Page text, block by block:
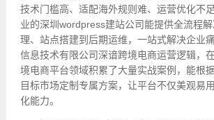
技术门槛高、适配海外规则难、运营优化不
业的深圳wordpress建站公司能提供全流程
理、站点搭建到后期运维，一站式解决企业
信息技术有限公司深谙跨境电商运营逻辑，
境电商平台领域积累了大量实战案例，能根
目标市场定制专属方案，让平台不仅美观易
化能力。